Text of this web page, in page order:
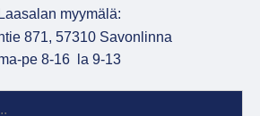
Laasalan myymälä:
871, 57310 Savonlinna
pe 8-16 la 9-13